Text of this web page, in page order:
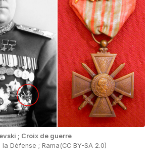
; Croix de guerre
Défense ; Rama(CC BY-SA 2.0)